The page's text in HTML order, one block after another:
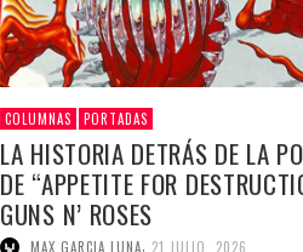
COLUMNAS PORTADAS
LA HISTORIA DETRÁS DE LA
DE “APPETITE FOR
GUNS N’ ROSES
MAX GARCIA LUNA, 21 JULIO, 2026